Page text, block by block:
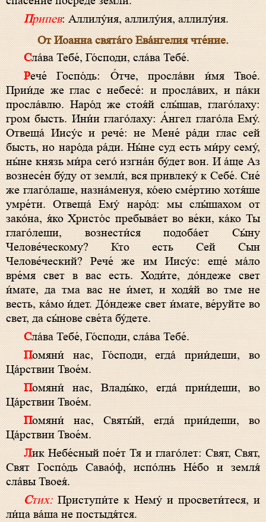
Припев: Аллилу́ия, аллилу́ия, аллилу́ия.
От Иоанна свята́го Ева́нгелия чте́ние.
Сла́ва Тебе́, Го́споди, сла́ва Тебе́.
Рече́ Госпо́дь: О́тче, просла́ви и́мя Твое́.
Прии́де же глас с небесе́: и просла́вих, и па́ки
просла́влю. Наро́д же стоя́й слы́шав, глаго́лаху:
гром бысть. Ини́и глаго́лаху: А́нгел глаго́ла Ему́.
Отвеща́ Иису́с и рече́: не Мене́ ра́ди глас сей
бысть, но наро́да ра́ди. Ны́не суд есть ми́ру сему́,
ны́не князь ми́ра сего́ изгна́н бу́дет вон. И а́ще Аз
вознесе́н бу́ду от земли́, вся привлеку́ к Себе́. Сие́
же глаго́лаше, назна́менуя, ко́ею сме́ртию хотя́ше
умре́ти. Отвеща́ Ему́ наро́д: мы слы́шахом от
зако́на, я́ко Христо́с пребыва́ет во ве́ки, ка́ко Ты
глаго́леши, вознести́ся подоба́ет Сы́ну
Челове́ческому? Кто есть Сей Сын
Челове́ческий? Рече́ же им Иису́с: еще́ ма́ло
вре́мя свет в вас есть. Ходи́те, до́ндеже свет
и́мате, да тма вас не и́мет, и ходя́й во тме не
весть, ка́мо и́дет. До́ндеже свет и́мате, ве́руйте во
свет, да сы́нове све́та бу́дете.
Сла́ва Тебе́, Го́споди, сла́ва Тебе́.
Помяни́ нас, Го́споди, егда́ прии́деши, во
Ца́рствии Твое́м.
Помяни́ нас, Влады́ко, егда́ прии́деши, во
Ца́рствии Твое́м.
Помяни́ нас, Святы́й, егда́ прии́деши, во
Ца́рствии Твое́м.
Лик Небе́сный пое́т Тя и глаго́лет: Свят, Свят,
Свят Госпо́дь Савао́ф, испо́лнь Не́бо и земля́
сла́вы Твоея́.
Стих:Приступи́те к Нему́ и просвети́теся, и
ли́ца ва́ша не постыдя́тся.